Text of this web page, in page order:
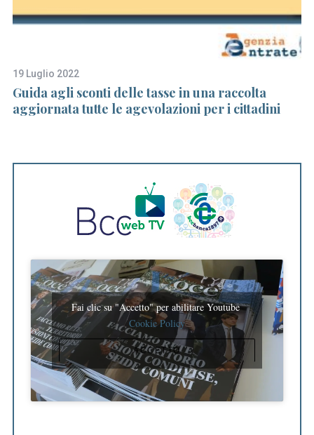
19 Luglio 2022
Guida agli sconti delle tasse in una raccolta
aggiornata tutte le agevolazioni per i cittadini
Fai clic su "Accetto" per abilitare Youtube
Cookie Policy
ACCETTO